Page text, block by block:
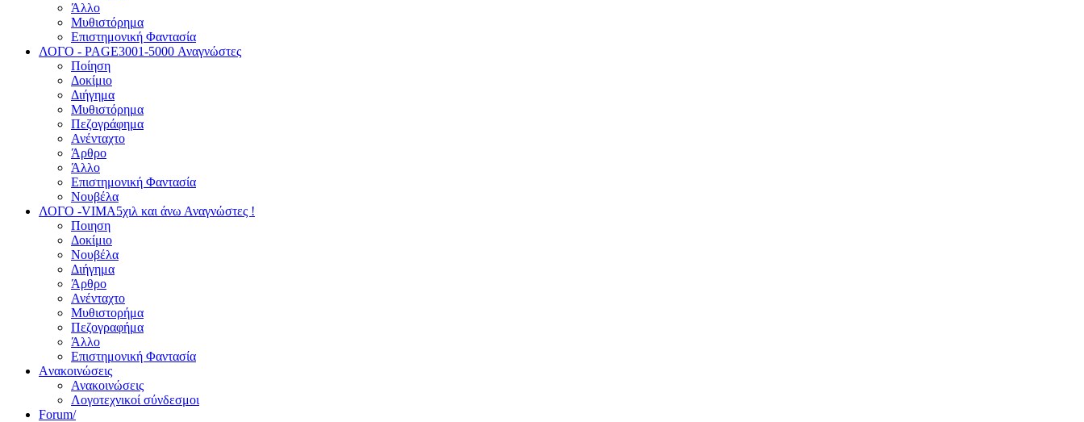
Άλλο
Μυθιστόρημα
Επιστημονική Φαντασία
ΛΟΓΟ - PAGE3001-5000 Αναγνώστες
Ποίηση
Δοκίμιο
Διήγημα
Μυθιστόρημα
Πεζογράφημα
Ανένταχτο
Άρθρο
Άλλο
Επιστημονική Φαντασία
Νουβέλα
ΛΟΓΟ -VIMA5χιλ και άνω Αναγνώστες !
Ποιηση
Δοκίμιο
Νουβέλα
Διήγημα
Άρθρο
Ανένταχτο
Μυθιστορήμα
Πεζογραφήμα
Άλλο
Επιστημονική Φαντασία
Aνακοινώσεις
Ανακοινώσεις
Λογοτεχνικοί σύνδεσμοι
Forum/